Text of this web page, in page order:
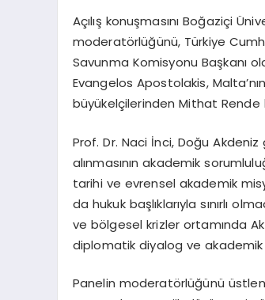
Açılış konuşmasını Boğaziçi
moderatörlüğünü, Türkiye
Savunma Komisyonu Başkanı
Evangelos Apostolakis,
büyükelçilerinden Mithat Rende
Prof. Dr. Naci İnci, Doğu
alınmasının akademik
tarihi ve evrensel akademik
da hukuk başlıklarıyla sınırlı
ve bölgesel krizler ortamında
diplomatik diyalog ve akademik
Panelin moderatörlüğünü